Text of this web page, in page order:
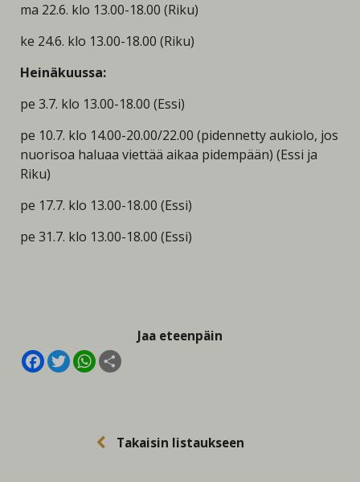
ma 22.6. klo 13.00-18.00 (Riku)
ke 24.6. klo 13.00-18.00 (Riku)
Heinäkuussa:
pe 3.7. klo 13.00-18.00 (Essi)
pe 10.7. klo 14.00-20.00/22.00 (pidennetty aukiolo, jos
nuorisoa haluaa viettää aikaa pidempään) (Essi ja
Riku)
pe 17.7. klo 13.00-18.00 (Essi)
pe 31.7. klo 13.00-18.00 (Essi)
Takaisin listaukseen
Jaa eteenpäin
Facebook
TwitterWhatsApp